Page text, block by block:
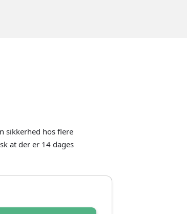
sikkerhed hos flere
at der er 14 dages